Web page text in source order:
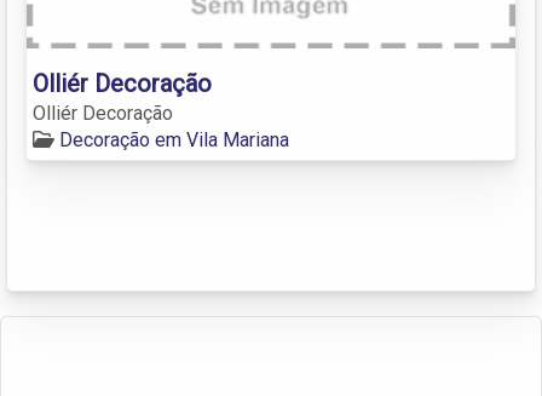
Olliér Decoração
Olliér Decoração
Decoração em Vila Mariana